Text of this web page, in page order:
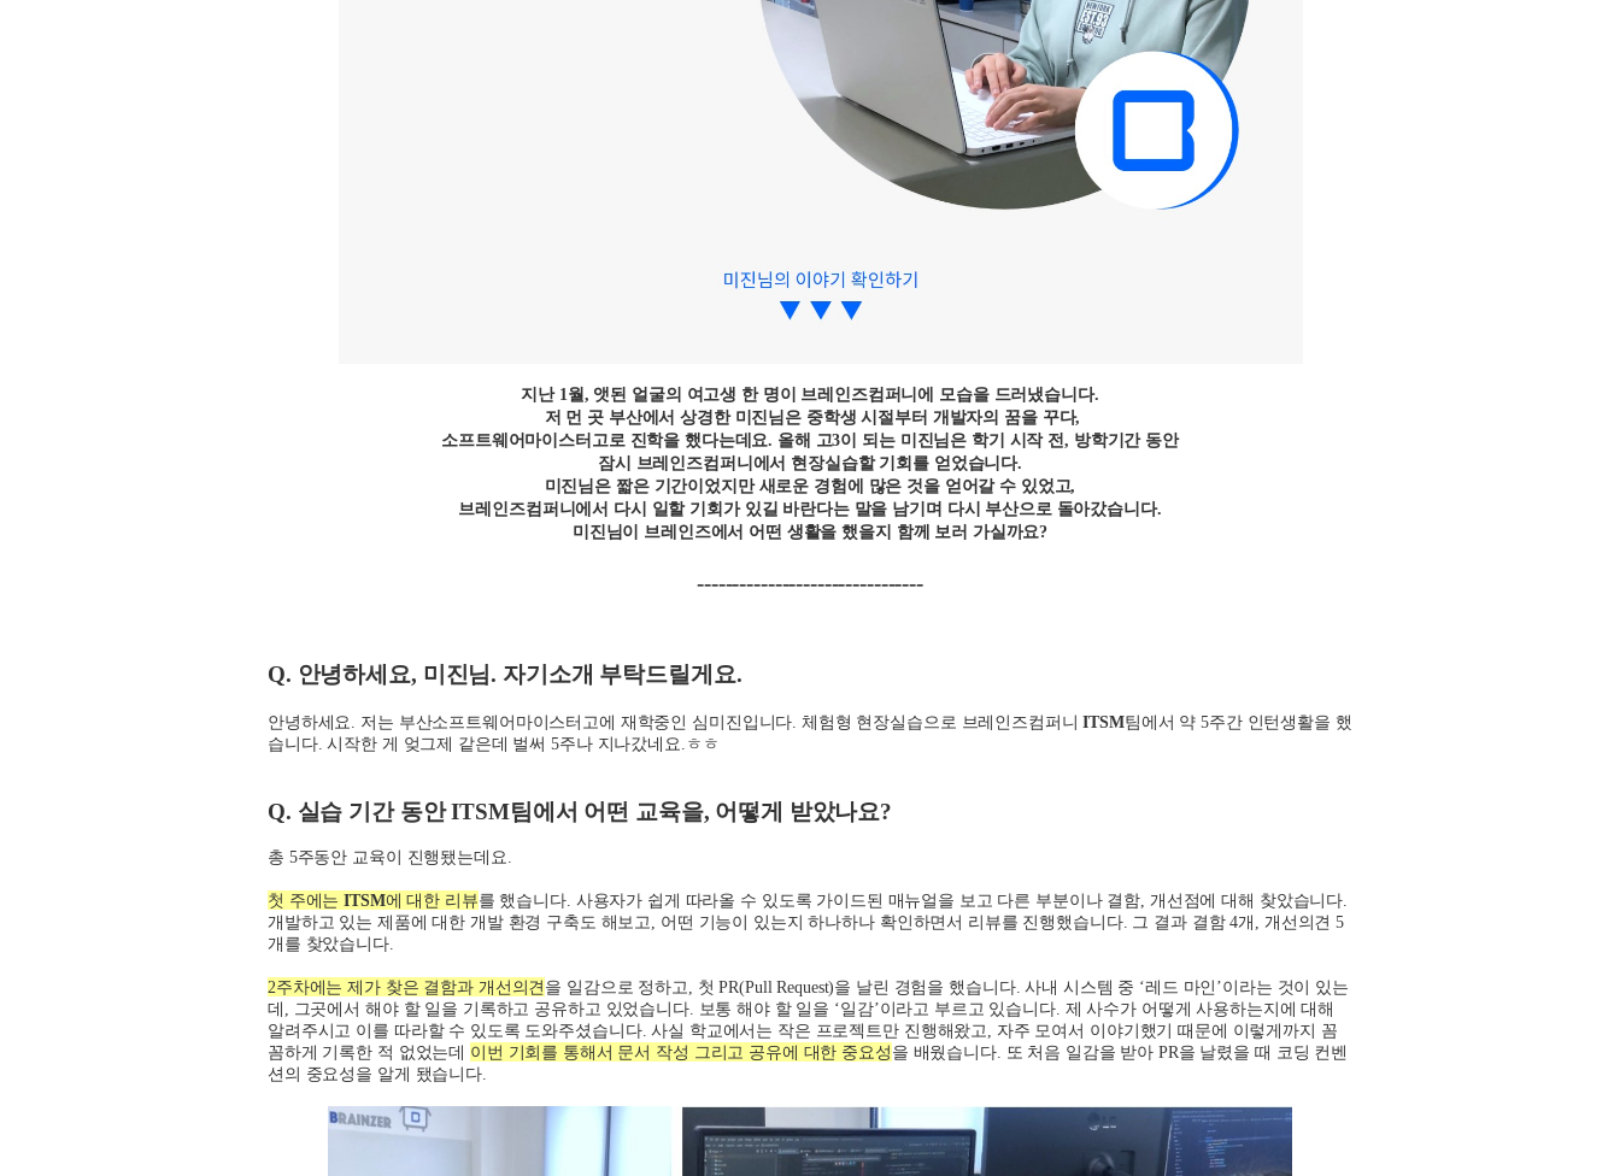
지난 1월, 앳된 얼굴의 여고생 한 명이 브레인즈컴퍼니에
모습을 드러냈습니다.
저 먼 곳 부산에서 상경한 미진님은 중학생 시절부터 개발자의 꿈을 꾸다,
소프트웨어마이스터고로 진학을 했다는데요. 올해 고3이 되는 미진님은 학기 시작 전, 방학기간 동안
잠시 브레인즈컴퍼니에서 현장실습할 기회를 얻었습니다.
미진님은 짧은 기간이었지만 새로운 경험에 많은 것을 얻어갈 수 있었고,
브레인즈컴퍼니에서 다시 일할 기회가 있길 바란다는 말을 남기며 다시 부산으로 돌아갔습니다.
미진님이 브레인즈에서 어떤 생활을 했을지 함께 보러 가실까요?
--------------------------------
Q. 안녕하세요, 미진님. 자기소개 부탁드릴게요.
안녕하세요 저는 부산소프트웨어마이스터고에 재학중인 심미진입니다 체험형 현장실습으로 브레인즈컴퍼니 ITSM팀에서 약 5주간 인턴생활을 했
습니다.시작한 게 엊그제 같은데 벌써 5주나 지나갔네요 ㅎㅎ
Q. 실습 기간 동안 ITSM팀에서 어떤 교육을, 어떻게 받았나요?
총 5주동안 교육이 진행됐는데요
첫 주에는 ITSM에 대한 리뷰를 했습니다. 사용자가 쉽게 따라올 수 있도록 가이드된 매뉴얼을 보고 다른 부분이나 결함 개선점에 대해 찾았습니다
개발하고 있는 제품에 대한 개발 환경 구축도 해보고
어떤 기능이 있는지 하나하나 확인하면서 리뷰를 진행했습니다. 그 결과 결함4개 개선의견 5
개를 찾았습니다.
2주차에는 제가 찾은 결함과 개선의견을 일감으로 정하고 첫 PR(Pull Request)을 날린 경험을 했습니다.사내 시스템 중 ‘레드 마인’이라는 것이 있는
데
그곳에서 해야 할 일을 기록하고 공유하고 있었습니다. 보통 해야 할 일을 ‘일감’이라고 부르고 있습니다. 제 사수가 어떻게 사용하는지에 대해
알려주시고 이를 따라할 수 있도록 도와주셨습니다.사실 학교에서는 작은 프로젝트만 진행해왔고
자주 모여서 이야기했기 때문에 이렇게까지 꼼
꼼하게 기록한 적 없었는데 이번 기회를 통해서 문서 작성 그리고 공유에 대한 중요성을 배웠습니다. 또 처음 일감을 받아 PR을 날렸을 때 코딩 컨벤
션의 중요성을 알게 됐습니다.